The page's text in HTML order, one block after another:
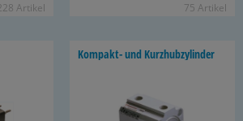
Ar­ti­kel 75 Ar­ti­kel
Kompakt-​ und Kurz­hub­zy­lin­der